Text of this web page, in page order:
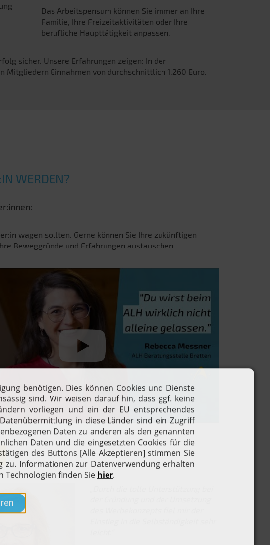
Das Arbeitspensum können Sie immer an Ihre
Familie, Ihre Freizeitaktivitäten oder Ihre
berufliche Haupttätigkeit anpassen.
sicher. Unsere Erfahrungen zeigen: In der
Einnahmen von durchschnittlich 1.260 Euro.
WERDEN?
wagen sollten. Gerne können Sie Ihre zukünftigen
Beweggründe und Erfahrungen austauschen.